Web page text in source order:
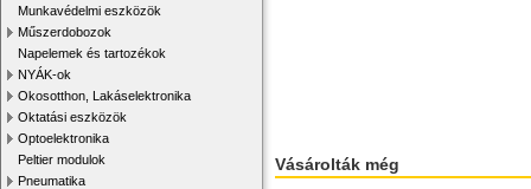
Munkavédelmi eszközök
Műszerdobozok
Napelemek és tartozékok
NYÁK-ok
Okosotthon, Lakáselektronika
Oktatási eszközök
Optoelektronika
Peltier modulok
Pneumatika
Vásárolták még